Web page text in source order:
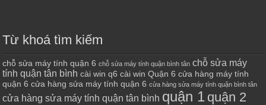
Từ khoá tìm kiếm
chỗ sửa máy tính quận 6 chỗ sửa máy tính quận bình tân chỗ sửa máy
tính quận tân bình cài win q6 cài win Quận 6 cửa hàng máy tính
quận 6 cửa hàng sửa máy tính quận 6 cửa hàng sửa máy tính quận bình tân
cửa hàng sửa máy tính quận tân bình quận 1 quận 2